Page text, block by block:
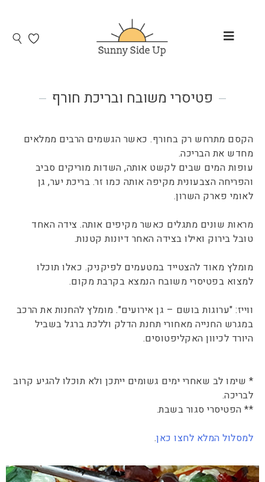
פטיסרי משובח ובריכת חורף
הקסם מתרחש רק בחורף. כאשר הגשמים הרבים ממלאים
מחדש את הבריכה.
עופות המים שבים לקשט אותה, השדות מוריקים סביב
והפריחה הצבעונית מקיפה אותה כמו זר. בריכת יער, גן
לאומי פארק השרון.
מראות שונים מתגלים כאשר מקיפים אותה. צידה האחד
טובל בירוק ואילו בצידה האחר דיונות קטנות.
מומלץ מאוד להצטייד במטעמים לפיקניק. כאלו תוכלו
למצוא בפטיסרי משובח הנמצא בקרבת מקום.
ווייז: "ערוגות בושם – גן אירועים". מומלץ להחנות את הרכב
במגרש החנייה מאחורי תחנת הדלק וללכת ברגל בשביל
היורד לכיוון האקליפטוסים.
* שימו לב שאחרי ימים גשומים ייתכן ולא תוכלו להגיע קרוב
לבריכה.
** הפטיסרי סגור בשבת.
למסלול המלא לחצו כאן.